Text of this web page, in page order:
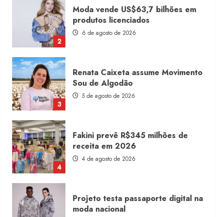
3
Renata Caixeta assume Movimento
Sou de Algodão
5 de agosto de 2026
4
Fakini prevê R$345 milhões de
receita em 2026
4 de agosto de 2026
5
Projeto testa passaporte digital na
moda nacional
4 de agosto de 2026
Dia dos Pais reforça retomada da
moda no varejo